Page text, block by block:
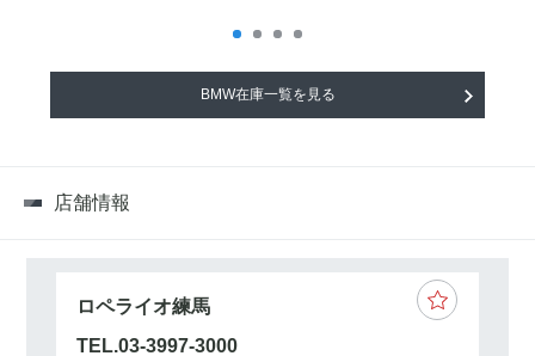
BMW在庫一覧を見る
店舗情報
ロペライオ練馬
TEL.03-3997-3000